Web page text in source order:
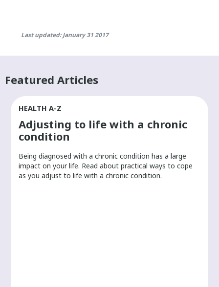
Last updated: January 31 2017
Featured Articles
HEALTH A-Z
Adjusting to life with a chronic
condition
Being diagnosed with a chronic condition has a large
impact on your life. Read about practical ways to cope
as you adjust to life with a chronic condition.